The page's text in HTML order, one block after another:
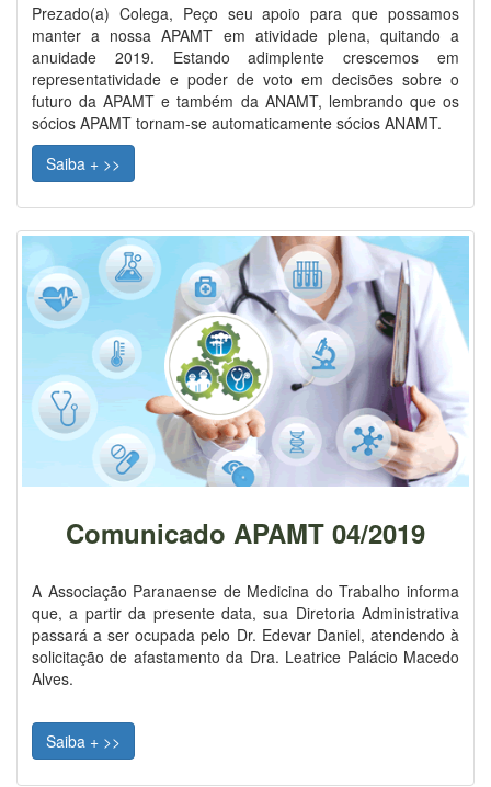
Prezado(a) Colega, Peço seu apoio para que possamos
manter a nossa APAMT em atividade plena, quitando a
anuidade 2019. Estando adimplente crescemos em
representatividade e poder de voto em decisões sobre o
futuro da APAMT e também da ANAMT, lembrando que os
sócios APAMT tornam-se automaticamente sócios ANAMT.
Saiba + >>
Comunicado APAMT 04/2019
A Associação Paranaense de Medicina do Trabalho informa
que, a partir da presente data, sua Diretoria Administrativa
passará a ser ocupada pelo Dr. Edevar Daniel, atendendo à
solicitação de afastamento da Dra. Leatrice Palácio Macedo
Alves.
Saiba + >>